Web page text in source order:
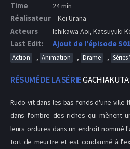
Time 24 min
Réalisateur Kei Urana
Acteurs Ichikawa Aoi, Katsuyuki
Last Edit: Ajout de l'épisode
Action , Animation , Drame , Séries
RÉSUMÉ DE LA SÉRIEGACHIAKUTA:
Rudo vit dans les bas-fonds d'une ville
dans l'ombre des riches qui mènent
leurs ordures dans un endroit nommé
tort de meurtre et est condamné à